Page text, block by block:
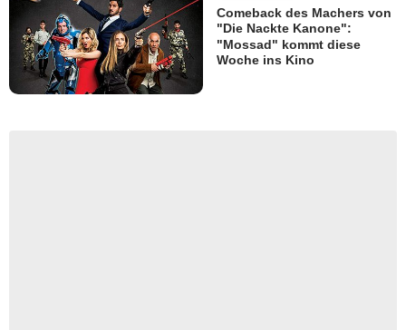
Comeback des Machers von
"Die Nackte Kanone":
"Mossad" kommt diese
Woche ins Kino